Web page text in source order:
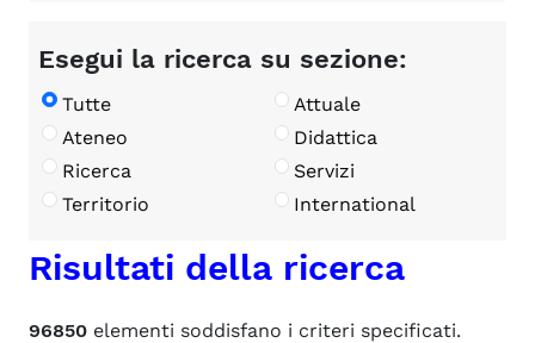
Esegui la ricerca su sezione:
Tutte
Attuale
Ateneo
Didattica
Ricerca
Servizi
Territorio
International
Risultati della ricerca
96850 elementi soddisfano i criteri specificati.